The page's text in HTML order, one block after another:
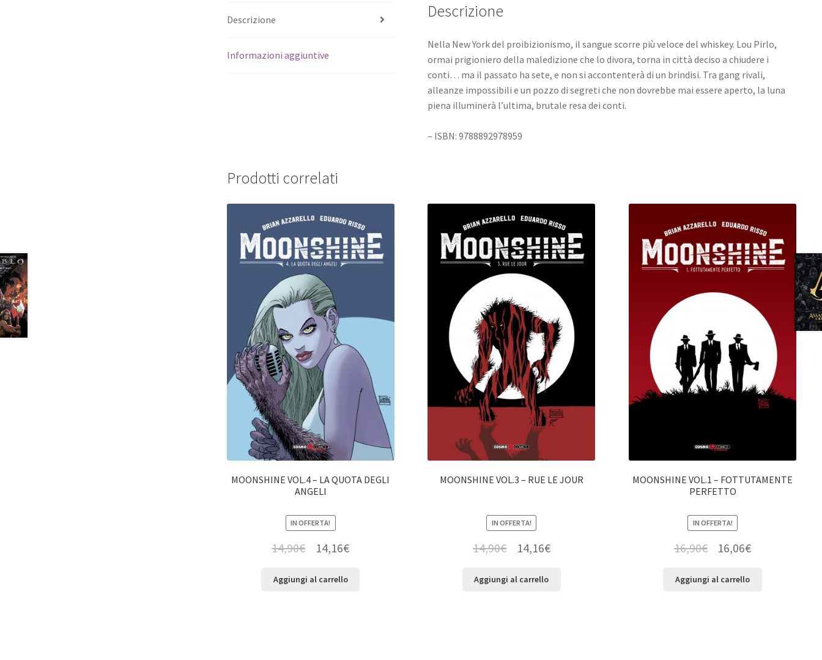
Descrizione
Informazioni aggiuntive
Descrizione
Nella New York del proibizionismo, il sangue scorre più veloce del whiskey. Lou Pirlo,
ormai prigioniero della maledizione che lo divora, torna in città deciso a chiudere i
conti… ma il passato ha sete, e non si accontenterà di un brindisi. Tra gang rivali,
alleanze impossibili e un pozzo di segreti che non dovrebbe mai essere aperto, la luna
piena illuminerà l’ultima, brutale resa dei conti.
– ISBN: 9788892978959
Prodotti correlati
MOONSHINE VOL.4 – LA QUOTA DEGLI
ANGELI
IN OFFERTA!
14,90€ 14,16€
Aggiungi al carrello
MOONSHINE VOL.3 – RUE LE JOUR
IN OFFERTA!
14,90€ 14,16€
Aggiungi al carrello
MOONSHINE VOL.1 – FOTTUTAMENTE
PERFETTO
IN OFFERTA!
16,90€ 16,06€
Aggiungi al carrello